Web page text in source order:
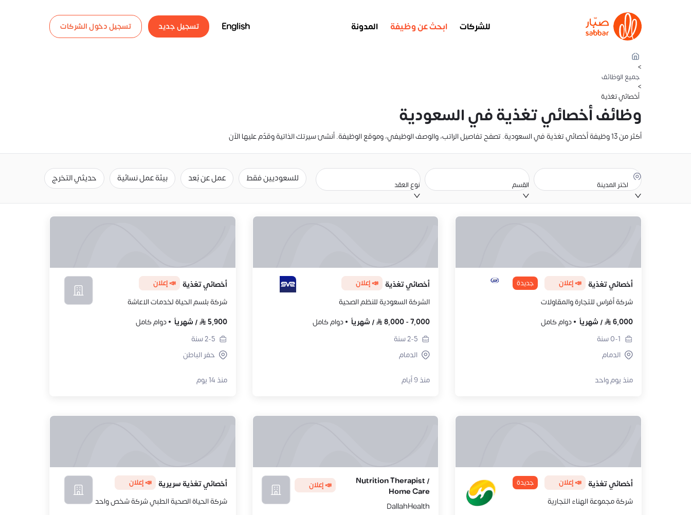
للشركات ابحث عن وظيفة المدونة English تسجيل جديد تسجيل دخول الشركات
>
جميع الوظائف
>
أخصائي تغذية
وظائف أخصائي تغذية في السعودية
أكثر من 13 وظيفة أخصائي تغذية في السعودية. تصفح تفاصيل الراتب، والوصف الوظيفي، وموقع الوظيفة. أنشئ سيرتك الذاتية وقدّم عليها الآن
اختر المدينة القسم نوع العقد
للسعوديين فقط عمل عن بُعد بيئة عمل نسائية حديثي التخرج
أخصائي تغذية 📣 إعلان جديدة
شركة أفراس للتجارة والمقاولات
6,000
/ شهرياً
دوام كامل
0-1سنة
الدمام
منذ يوم واحد
أخصائي تغذية 📣 إعلان
الشركة السعودية للنظم الصحية
7,000
-
8,000
/ شهرياً
دوام كامل
2-5سنة
الدمام
منذ 9 أيام
أخصائي تغذية 📣 إعلان
شركة بلسم الحياة لخدمات الاعاشة
5,900
/ شهرياً
دوام كامل
2-5سنة
حفر الباطن
منذ 14 يوم
أخصائي تغذية 📣 إعلان جديدة
شركة مجموعة الهناء التجارية
Nutrition Therapist /
Home Care
📣 إعلان
DallahHealth
أخصائي تغذية سريرية 📣 إعلان
شركة الحياة الصحية الطبي شركة شخص واحد